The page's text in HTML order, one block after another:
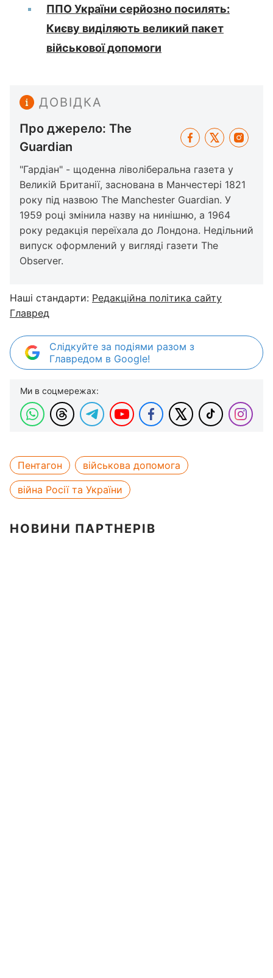
ППО України серйозно посилять:
Києву виділяють великий пакет
військової допомоги
ДОВІДКА
Про джерело: The
Guardian
"Гардіан" - щоденна ліволіберальна газета у
Великій Британії, заснована в Манчестері 1821
року під назвою The Manchester Guardian. У
1959 році змінила назву на нинішню, а 1964
року редакція переїхала до Лондона. Недільний
випуск оформлений у вигляді газети The
Observer.
Наші стандарти: Редакційна політика сайту
Главред
Слідкуйте за подіями разом з
Главредом в Google!
Ми в соцмережах:
Пентагон
військова допомога
війна Росії та України
НОВИНИ ПАРТНЕРІВ